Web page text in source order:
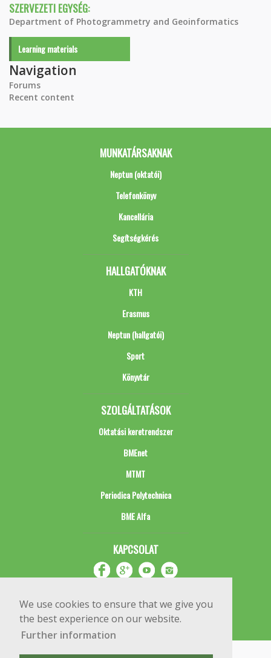
We use cookies to ensure that we give you
the best experience on our website.
Further information
SZERVEZETI EGYSÉG:
Department of Photogrammetry and Geoinformatics
Learning materials
Navigation
Forums
Recent content
MUNKATÁRSAKNAK
Neptun (oktatói)
Telefonkönyv
Kancellária
Segítségkérés
HALLGATÓKNAK
KTH
Erasmus
Neptun (hallgatói)
Sport
Könyvtár
SZOLGÁLTATÁSOK
Oktatási keretrendszer
BMEnet
MTMT
Periodica Polytechnica
BME Alfa
KAPCSOLAT